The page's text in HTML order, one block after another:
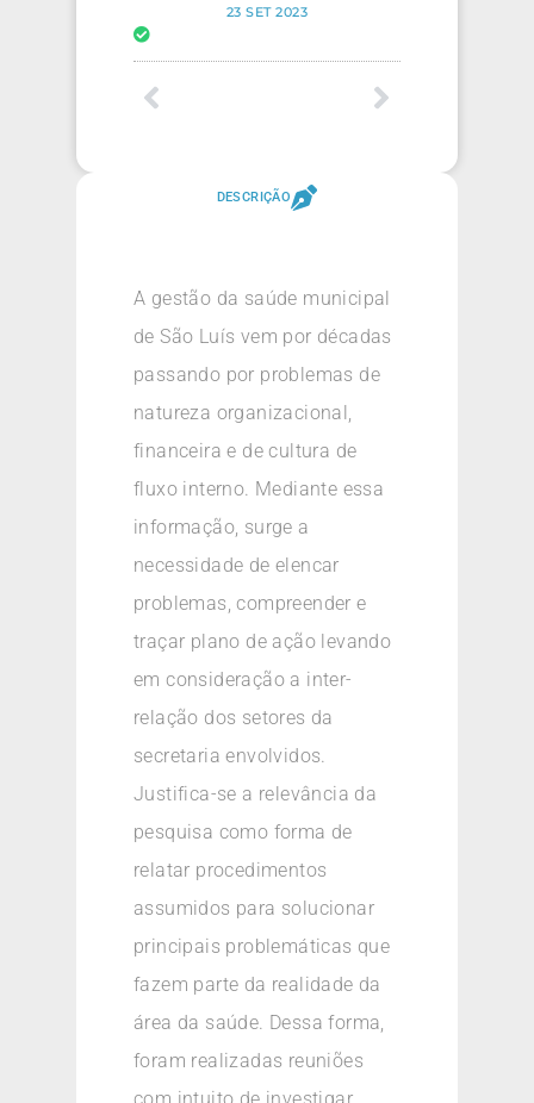
23 SET 2023
DESCRIÇÃO
A gestão da saúde municipal
de São Luís vem por décadas
passando por problemas de
natureza organizacional,
financeira e de cultura de
fluxo interno. Mediante essa
informação, surge a
necessidade de elencar
problemas, compreender e
traçar plano de ação levando
em consideração a inter-
relação dos setores da
secretaria envolvidos.
Justifica-se a relevância da
pesquisa como forma de
relatar procedimentos
assumidos para solucionar
principais problemáticas que
fazem parte da realidade da
área da saúde. Dessa forma,
foram realizadas reuniões